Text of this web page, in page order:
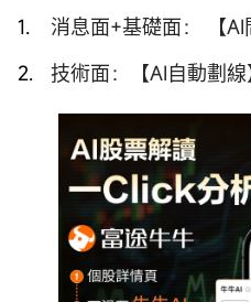
消息面+基礎面： 【AI
技術面：【AI自動劃線